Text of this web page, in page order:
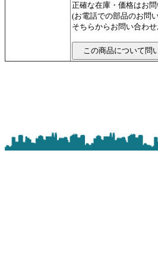
正確な在庫・価格はお問
(お電話での部品のお問
そちらからお問い合わ